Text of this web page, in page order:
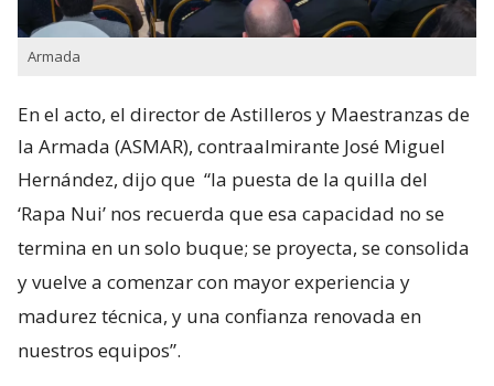
Armada
En el acto, el director de Astilleros y Maestranzas de
la Armada (ASMAR), contraalmirante José Miguel
Hernández, dijo que “la puesta de la quilla del
‘Rapa Nui’ nos recuerda que esa capacidad no se
termina en un solo buque; se proyecta, se consolida
y vuelve a comenzar con mayor experiencia y
madurez técnica, y una confianza renovada en
nuestros equipos”.